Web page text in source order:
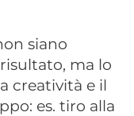
siano
ma lo
creatività e il
es. tiro alla